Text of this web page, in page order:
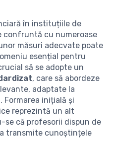
în instituțiile de
confruntă cu numeroase
măsuri adecvate poate
esențial pentru
să se adopte un
, care să abordeze
adaptate la
inițială și
reprezintă un alt
se că profesorii dispun de
transmite cunoștințele